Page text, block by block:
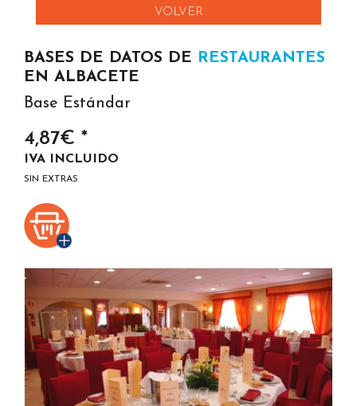
VOLVER
BASES DE DATOS DE RESTAURANTES
EN ALBACETE
Base Estándar
4,87€ *
IVA INCLUIDO
SIN EXTRAS